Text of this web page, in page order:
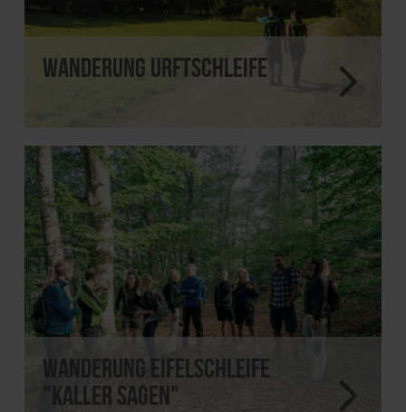
Wanderung Urftschleife
Wanderung EifelSchleife
"Kaller Sagen"